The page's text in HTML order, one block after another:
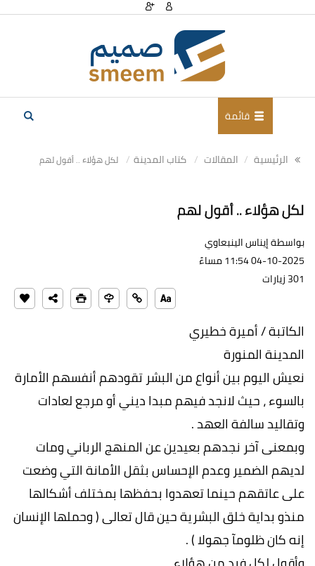
قائمة
الرئيسية المقالات كتاب المدينة لكل هؤلاء .. أقول لهم
لكل هؤلاء .. أقول لهم
بواسطة إيناس الينبعاوي
04-10-2025 11:54 مساءً
301 زيارات
الكاتبة / أميرة خطيري
المدينة المنورة
نعيش اليوم بين أنواع من البشر تقودهم أنفسهم الأمارة
بالسوء ، حيث لانجد فيهم مبدا ديني أو مرجع لعادات
وتقاليد سالفة العهد .
وبمعنى آخر نجدهم بعيدين عن المنهج الرباني ومات
لديهم الضمير وعدم الإحساس بثقل الأمانة التي وضعت
على عاتقهم حينما تعهدوا بحفظها بمختلف أشكالها
منذو بداية خلق البشرية حين قال تعالى ( وحملها الإنسان
إنه كان ظلومآ جهولا ) .